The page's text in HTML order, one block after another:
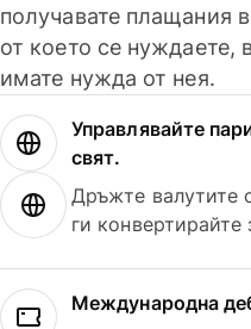
получавате плащания
от което се нуждаете,
имате нужда от нея.
Управлявайте
свят.
Дръжте валутите
ги конвертирайте
Международна